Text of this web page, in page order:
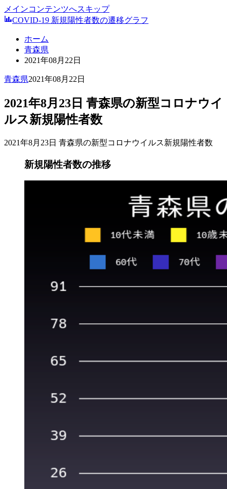
メインコンテンツへスキップ
COVID-19 新規陽性者数の遷移グラフ
ホーム
青森県
2021年08月22日
青森県2021年08月22日
2021年8月23日 青森県の新型コロナウイ
ルス新規陽性者数
2021年8月23日 青森県の新型コロナウイルス新規陽性者数
新規陽性者数の推移